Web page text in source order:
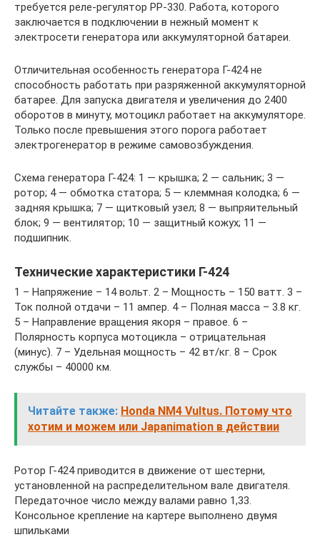
требуется реле-регулятор РР-330. Работа, которого
заключается в подключении в нежный момент к
электросети генератора или аккумуляторной батареи.
Отличительная особенность генератора Г-424 не
способность работать при разряженной аккумуляторной
батарее. Для запуска двигателя и увеличения до 2400
оборотов в минуту, мотоцикл работает на аккумуляторе.
Только после превышения этого порога работает
электрогенератор в режиме самовозбуждения.
Схема генератора Г-424: 1 — крышка; 2 — сальник; 3 —
ротор; 4 — обмотка статора; 5 — клеммная колодка; 6 —
задняя крышка; 7 — щитковый узел; 8 — выпряительный
блок; 9 — вентилятор; 10 — защитный кожух; 11 —
подшипник.
Технические характеристики Г-424
1 – Напряжение – 14 вольт. 2 – Мощность – 150 ватт. 3 –
Ток полной отдачи – 11 ампер. 4 – Полная масса – 3.8 кг.
5 – Направление вращения якоря – правое. 6 –
Полярность корпуса мотоцикла – отрицательная
(минус). 7 – Удельная мощность – 42 вт/кг. 8 – Срок
службы – 40000 км.
Читайте также: Honda NM4 Vultus. Потому что
хотим и можем или Japanimation в действии
Ротор Г-424 приводится в движение от шестерни,
установленной на распределительном вале двигателя.
Передаточное число между валами равно 1,33.
Консольное крепление на картере выполнено двумя
шпильками